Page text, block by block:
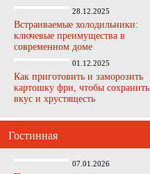
28.12.2025
Встраиваемые холодильники:
ключевые преимущества в
современном доме
01.12.2025
Как приготовить и заморозить
картошку фри, чтобы сохранить
вкус и хрустящесть
Гостинная
07.01.2026